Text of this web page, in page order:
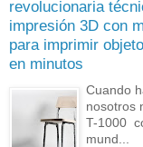
revolucionaria
impresión 3D con
para imprimir
en minutos
Cuando
nosotros
T-1000
mund...